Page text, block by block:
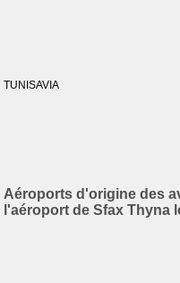
TUNISAVIA
Aéroports d'origine des
l'aéroport de Sfax Thyna